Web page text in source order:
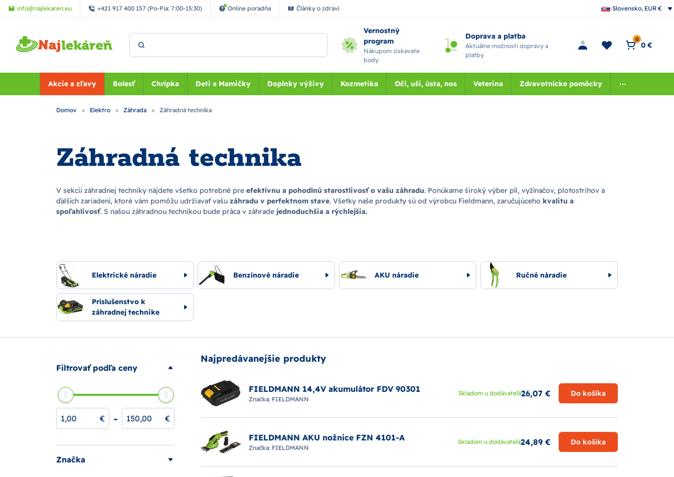
Preskočiť na hlavný obsah
info@najlekaren.eu +421 917 400 157 (Po-Pia: 7:00-15:30) Online poradňa Články o zdraví Slovensko, EUR €
Vernostný
program
Nákupom získavate
body
Doprava a platba
Aktuálne možnosti dopravy a
platby
0
0 €
Akcie a zľavy Bolesť Chrípka Deti a Mamičky Doplnky výživy Kozmetika Oči, uši, ústa, nos Veterina Zdravotnícke pomôcky
Domov Elektro Záhrada Záhradná technika
Záhradná technika
V sekcii záhradnej techniky nájdete všetko potrebné pre efektívnu a pohodlnú starostlivosť o vašu záhradu. Ponúkame široký výber píl, vyžínačov, plotostrihov a
ďalších zariadení, ktoré vám pomôžu udržiavať vašu záhradu v perfektnom stave. Všetky naše produkty sú od výrobcu Fieldmann, zaručujúceho kvalitu a
spoľahlivosť. S našou záhradnou technikou bude práca v záhrade jednoduchšia a rýchlejšia.
Elektrické náradie Benzínové náradie AKU náradie Ručné náradie
Príslušenstvo k
záhradnej technike
Filtrovať podľa ceny
€ - €
Značka
Najpredávanejšie produkty
FIELDMANN 14,4V akumulátor FDV 90301
Značka: FIELDMANN
Skladom u dodávateľa26,07 € Do košíka
FIELDMANN AKU nožnice FZN 4101-A
Značka: FIELDMANN
Skladom u dodávateľa24,89 € Do košíka